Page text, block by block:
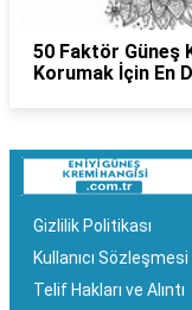
50 Faktör Güneş
Korumak İçin En
Gizlilik Politikası
Kullanıcı Sözleşmesi
Telif Hakları ve Alıntı